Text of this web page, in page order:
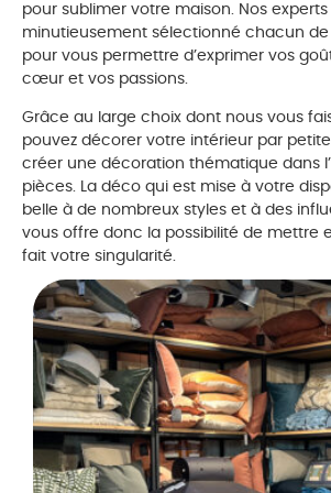
pour sublimer votre maison. Nos experts
minutieusement sélectionné chacun
pour vous permettre d’exprimer vos
cœur et vos passions.
Grâce au large choix dont nous vous
pouvez décorer votre intérieur par
créer une décoration thématique dans
pièces. La déco qui est mise à votre
belle à de nombreux styles et à des
vous offre donc la possibilité de mettre
fait votre singularité.